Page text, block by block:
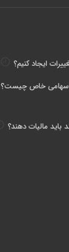
ایجاد کنیم؟
سهامی خاص چیست؟
باید مالیات دهند؟